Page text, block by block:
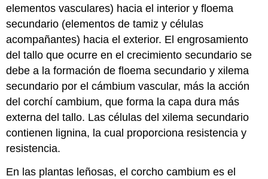
elementos vasculares) hacia el interior y floema
secundario (elementos de tamiz y células
acompañantes) hacia el exterior. El engrosamiento
del tallo que ocurre en el crecimiento secundario se
debe a la formación de floema secundario y xilema
secundario por el cámbium vascular, más la acción
del corchí cambium, que forma la capa dura más
externa del tallo. Las células del xilema secundario
contienen lignina, la cual proporciona resistencia y
resistencia.
En las plantas leñosas, el corcho cambium es el